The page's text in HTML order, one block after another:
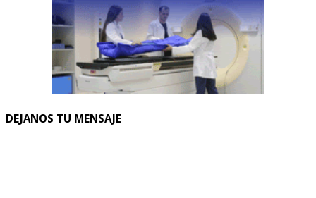
DEJANOS TU MENSAJE